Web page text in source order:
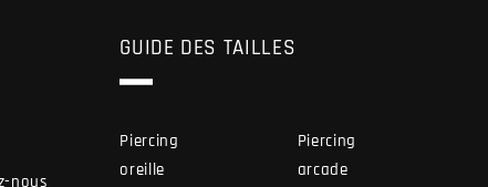
nous
GUIDE DES TAILLES
Piercing
oreille
Piercing
arcade